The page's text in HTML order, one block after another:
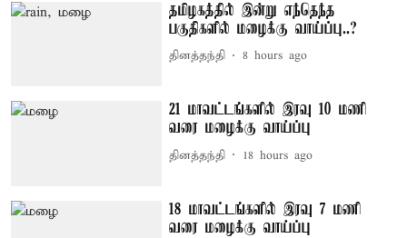
தமிழகத்தில் இன்று எந்தெந்த
பகுதிகளில் மழைக்கு வாய்ப்பு..?
தினத்தந்தி 8 hours ago
21 மாவட்டங்களில் இரவு 10 மணி
வரை மழைக்கு வாய்ப்பு
தினத்தந்தி 18 hours ago
18 மாவட்டங்களில் இரவு 7 மணி
வரை மழைக்கு வாய்ப்பு